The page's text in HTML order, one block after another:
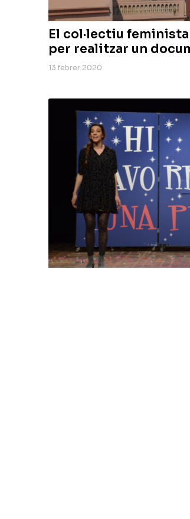
El col·lectiu
per realitzar un
13 febrer 2020